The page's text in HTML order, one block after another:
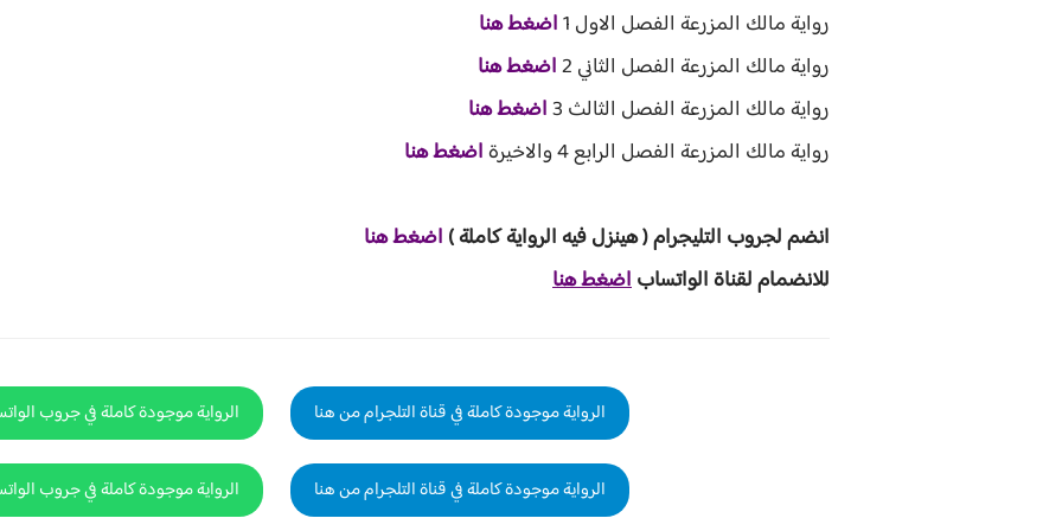
رواية مالك المزرعة الفصل الاول 1 اضغط هنا
رواية مالك المزرعة الفصل الثاني 2
اضغط هنا
رواية مالك المزرعة الفصل الثالث 3
اضغط هنا
رواية مالك المزرعة الفصل الرابع 4 والاخيرة
اضغط هنا
انضم لجروب التليجرام ( هينزل فيه الرواية كاملة ) اضغط هنا
للانضمام لقناة الواتساباضغط هنا
الرواية موجودة كاملة في قناة التلجرام من هنا الرواية موجودة كاملة في جروب
الرواية موجودة كاملة في قناة التلجرام من هنا الرواية موجودة كاملة في جروب